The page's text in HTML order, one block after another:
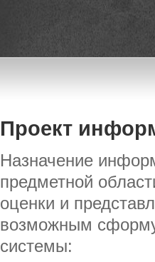
Проект
Назначение
предметной
оценки и
возможным
системы: